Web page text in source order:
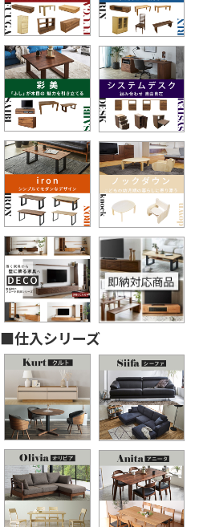
■仕入シリーズ